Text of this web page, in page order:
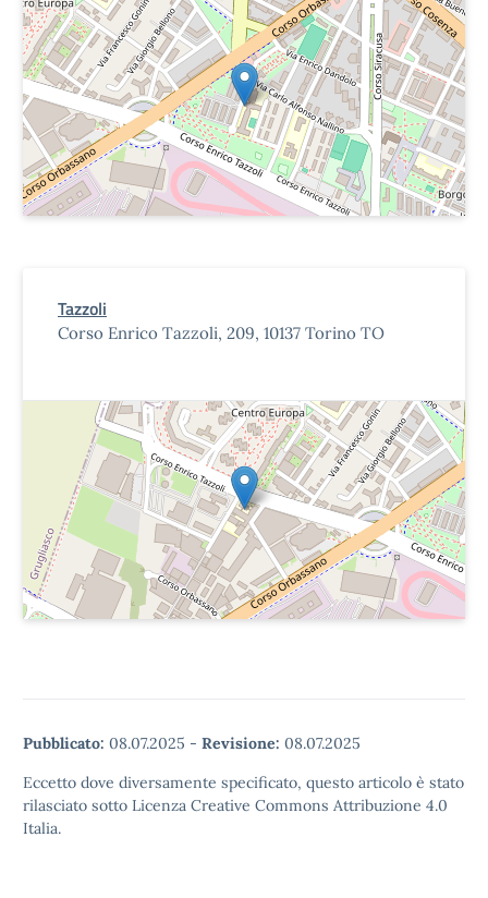
Tazzoli
Corso Enrico Tazzoli, 209, 10137 Torino TO
Pubblicato: 08.07.2025 - Revisione: 08.07.2025
Eccetto dove diversamente specificato, questo articolo è stato
rilasciato sotto Licenza Creative Commons Attribuzione 4.0
Italia.